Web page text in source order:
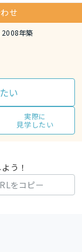
せ
2008年築
い
実際に
見学したい
う！
をコピー